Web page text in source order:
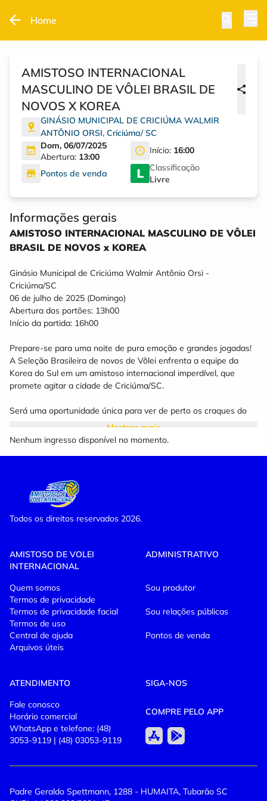
Home
AMISTOSO INTERNACIONAL
MASCULINO DE VÔLEI BRASIL DE
NOVOS X KOREA
GINÁSIO MUNICIPAL DE CRICIÚMA WALMIR
ANTÔNIO ORSI, Criciúma/SC
Dom, 06/07/2025
Abertura: 13:00
Início: 16:00
Pontos de venda
Classificação
Livre
Informações gerais
AMISTOSO INTERNACIONAL MASCULINO DE VÔLEI
BRASIL DE NOVOS x KOREA
Ginásio Municipal de Criciúma Walmir Antônio Orsi -
Criciúma/SC
06 de julho de 2025 (Domingo)
Abertura dos portões: 13h00
Início da partida: 16h00
Prepare-se para uma noite de pura emoção e grandes jogadas!
A Seleção Brasileira de novos de Vôlei enfrenta a equipe da
Korea do Sul em um amistoso internacional imperdível, que
promete agitar a cidade de Criciúma/SC.
Será uma oportunidade única para ver de perto os craques do
vôlei mundial em ação, em um duelo que vai muito além da
preparação - é paixão, garra e espetáculo garantido dentro de
VISA/MASTER 25% DE DESCONTO, são exclusivos para cliente
BB Ourocard
VENDA GERAL SE INICIA DIA
Ingressos limitados - garanta já o seu!
Reúna a torcida, vista
o Brasil nesse grande encontro do esporte!
Mostrar mais
Nenhum ingresso disponível no momento.
Todos os direitos reservados 2026.
AMISTOSO DE VOLEI
INTERNACIONAL
Quem somos
Termos de privacidade
Termos de privacidade facial
Termos de uso
Central de ajuda
Arquivos úteis
ADMINISTRATIVO
Sou produtor
Sou relações públicas
Pontos de venda
ATENDIMENTO
Fale conosco
Horário comercial
WhatsApp e telefone: (48)
3053-9119 | (48) 03053-9119
SIGA-NOS
COMPRE PELO APP
Padre Geraldo Spettmann, 1288 - HUMAITA, Tubarão SC